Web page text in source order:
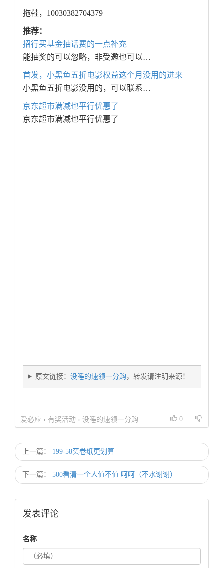
拖鞋，10030382704379
推荐：
招行买基金抽话费的一点补充
能抽奖的可以忽略，非受邀也可以…
首发，小黑鱼五折电影权益这个月没用的进来
小黑鱼五折电影没用的，可以联系…
京东超市满减也平行优惠了
京东超市满减也平行优惠了
原文链接： 没睡的速领一分购 ，转发请注明来源！
0
爱必应 › 有奖活动 › 没睡的速领一分购
上一篇： 199-58买卷纸更划算
下一篇： 500看清一个人值不值 呵呵（不水谢谢）
发表评论
名称